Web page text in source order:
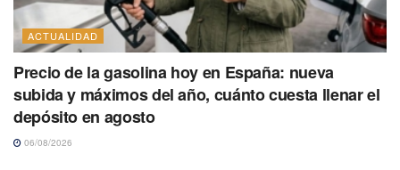
ACTUALIDAD
Precio de la gasolina hoy en España: nueva
subida y máximos del año, cuánto cuesta llenar el
depósito en agosto
06/08/2026